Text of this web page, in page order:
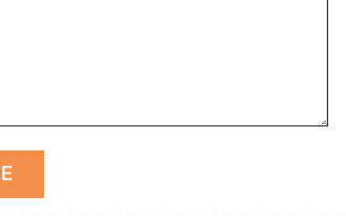
Digitalanzeige,
Multifunktionalität, WLAN-